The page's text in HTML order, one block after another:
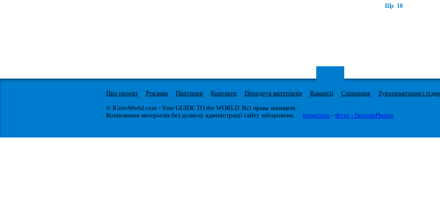
Ще 10
Про проект Реклама Партнери Контакти Передрук матеріалів Вакансії Співпраця Туроператорам і
© IGotoWorld.com - Your GUIDE TO the WORLD. Всі права захищені.
Копіювання матеріалів без дозволу адміністрації сайту заборонено.
iproaction - Фото - DepositPhotos